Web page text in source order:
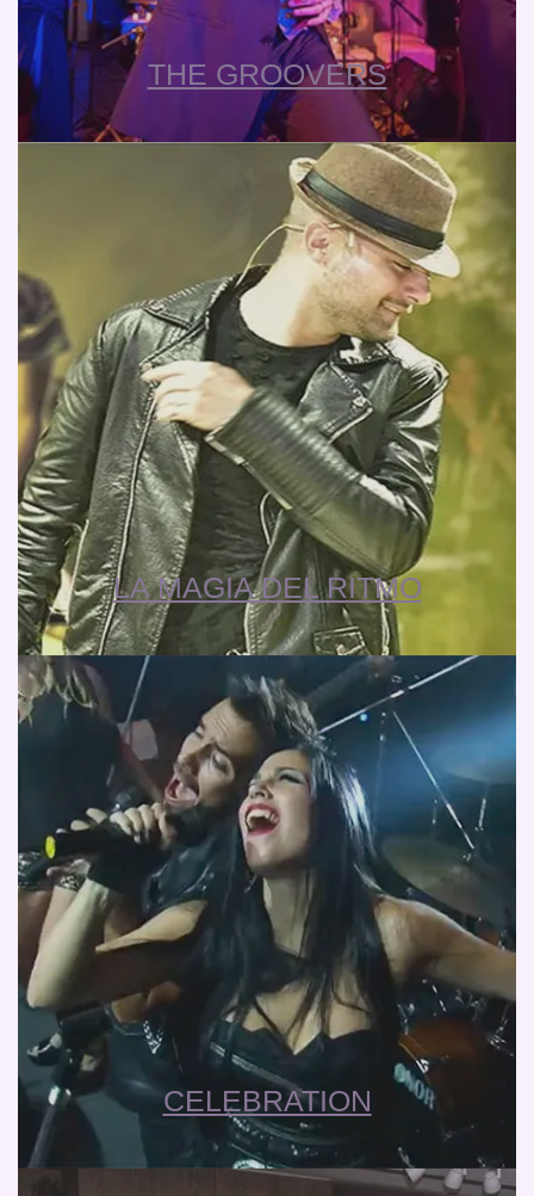
THE GROOVERS
LA MAGIA DEL RITMO
CELEBRATION